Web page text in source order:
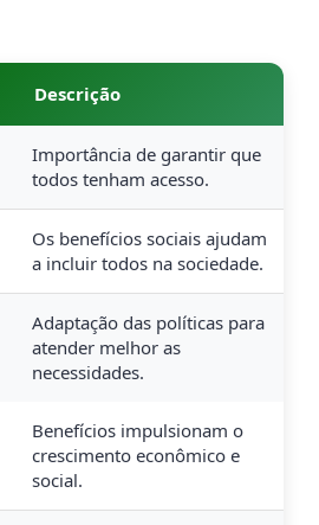
Descrição
Importância de garantir que
todos tenham acesso.
Os benefícios sociais ajudam
a incluir todos na sociedade.
Adaptação das políticas para
atender melhor as
necessidades.
Benefícios impulsionam o
crescimento econômico e
social.